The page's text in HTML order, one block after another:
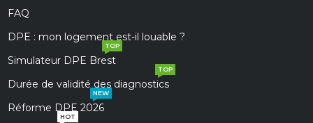
FAQ
DPE : mon logement est-il louable ?
Simulateur DPE Brest
TOP
Durée de validité des diagnostics
TOP
Réforme DPE 2026
NEW
HOT